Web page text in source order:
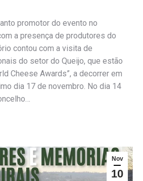
promotor do evento no
a presença de produtores do
contou com a visita de
do setor do Queijo, que estão
Cheese Awards”, a decorrer em
dia 17 de novembro. No dia 14
Nov
10